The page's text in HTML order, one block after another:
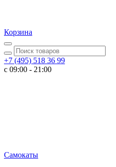
Корзина
+7 (495) 518 36 99
c 09:00 - 21:00
Самокаты